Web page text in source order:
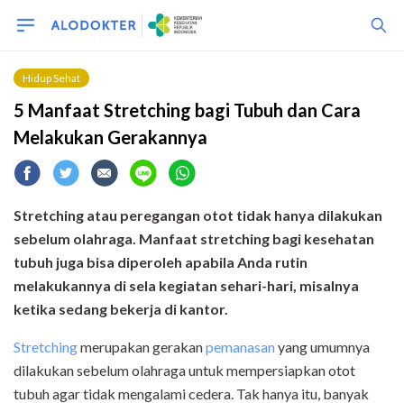
Hidup Sehat
5 Manfaat Stretching bagi Tubuh dan Cara
Melakukan Gerakannya
Stretching atau peregangan otot tidak hanya dilakukan
sebelum olahraga. Manfaat stretching bagi kesehatan
tubuh juga bisa diperoleh apabila Anda rutin
melakukannya di sela kegiatan sehari-hari, misalnya
ketika sedang bekerja di kantor.
Stretchingmerupakan gerakanpemanasanyang umumnya
dilakukan sebelum olahraga untuk mempersiapkan otot
tubuh agar tidak mengalami cedera. Tak hanya itu, banyak